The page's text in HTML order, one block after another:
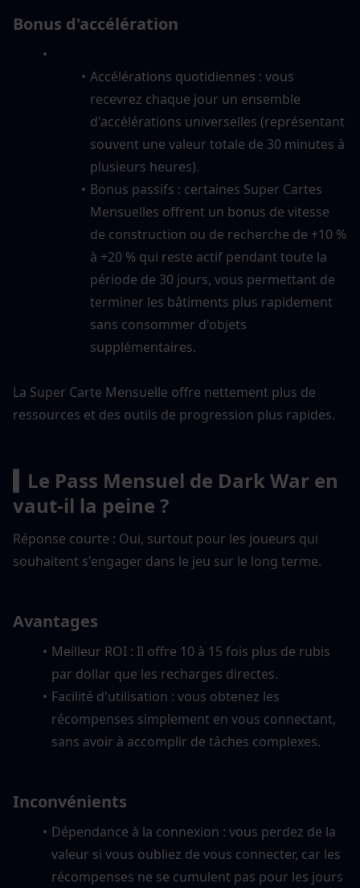
Bonus d'accélération
Accélérations quotidiennes : vous
recevrez chaque jour un ensemble
d'accélérations universelles (représentant
souvent une valeur totale de 30 minutes à
plusieurs heures).
Bonus passifs : certaines Super Cartes
Mensuelles offrent un bonus de vitesse
de construction ou de recherche de +10 %
à +20 % qui reste actif pendant toute la
période de 30 jours, vous permettant de
terminer les bâtiments plus rapidement
sans consommer d'objets
supplémentaires.
La Super Carte Mensuelle offre nettement plus de
ressources et des outils de progression plus rapides.
▍Le Pass Mensuel de Dark War en
vaut-il la peine ?
Réponse courte : Oui, surtout pour les joueurs qui
souhaitent s'engager dans le jeu sur le long terme.
Avantages
Meilleur ROI : Il offre 10 à 15 fois plus de rubis
par dollar que les recharges directes.
Facilité d'utilisation : vous obtenez les
récompenses simplement en vous connectant,
sans avoir à accomplir de tâches complexes.
Inconvénients
Dépendance à la connexion : vous perdez de la
valeur si vous oubliez de vous connecter, car les
récompenses ne se cumulent pas pour les jours